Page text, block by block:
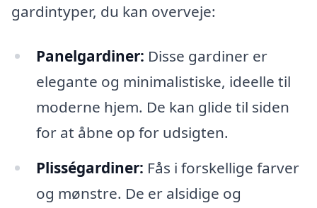
gardintyper, du kan overveje:
Panelgardiner: Disse gardiner er
elegante og minimalistiske, ideelle til
moderne hjem. De kan glide til siden
for at åbne op for udsigten.
Plisségardiner: Fås i forskellige farver
og mønstre. De er alsidige og